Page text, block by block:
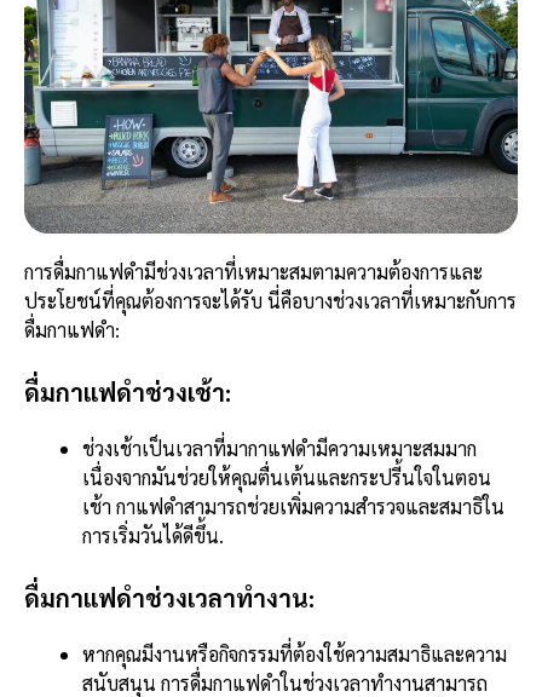
การดื่มกาแฟดำมีช่วงเวลาที่เหมาะสมตามความต้องการและ
ประโยชน์ที่คุณต้องการจะได้รับ นี่คือบางช่วงเวลาที่เหมาะกับการ
ดื่มกาแฟดำ:
ดื่มกาแฟดำช่วงเช้า:
ช่วงเช้าเป็นเวลาที่มากาแฟดำมีความเหมาะสมมาก
เนื่องจากมันช่วยให้คุณตื่นเต้นและกระปรี้นใจในตอน
เช้า กาแฟดำสามารถช่วยเพิ่มความสำรวจและสมาธิใน
การเริ่มวันได้ดีขึ้น.
ดื่มกาแฟดำช่วงเวลาทำงาน:
หากคุณมีงานหรือกิจกรรมที่ต้องใช้ความสมาธิและความ
สนับสนุน การดื่มกาแฟดำในช่วงเวลาทำงานสามารถ